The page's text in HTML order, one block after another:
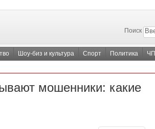
Поиск
Шоу-биз и культура Спорт Политика ЧП
мошенники: какие